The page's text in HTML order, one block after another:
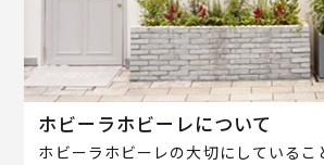
ホビーラホビーレについて
ホビーラホビーレの大切にしているこ